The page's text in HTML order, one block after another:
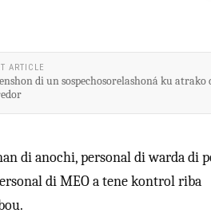
ARTICLE
di un sospechosorelashoná ku atrako
di anochi, personal di warda di
di MEO a tene kontrol riba